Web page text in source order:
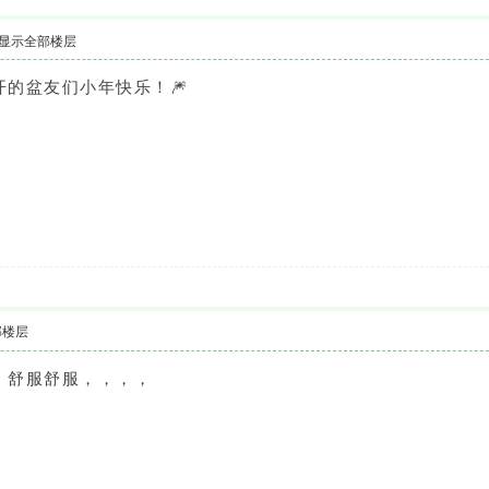
显示全部楼层
盆友们小年快乐！🎆
层
服舒服，，，，